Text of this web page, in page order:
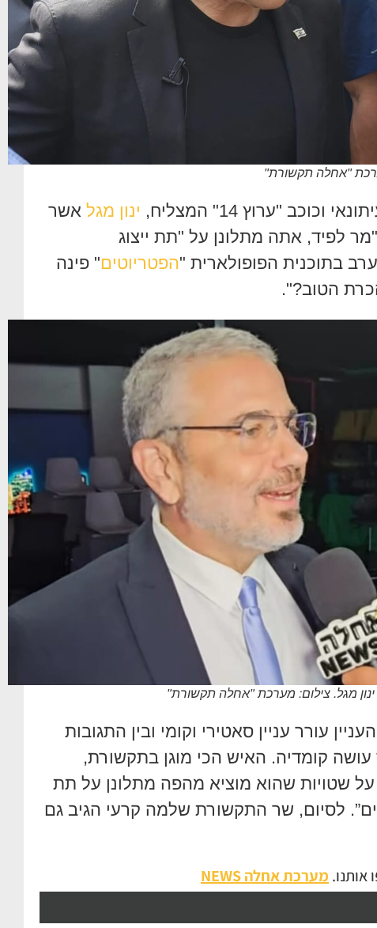
מערכת "אחלה תקשורת"
"ערוץ 14" המצליח, ינון מגל אשר
לפיד, אתה מתלונן על "תת ייצוג
בתוכנית הפופולארית "הפטריוטים" פינה
הטוב?".
עורר עניין סאטירי וקומי ובין התגובות
קומדיה. האיש הכי מוגן בתקשורת,
שטויות שהוא מוציא מהפה מתלונן על תת
לסיום, שר התקשורת שלמה קרעי הגיב גם
מערכת אחלה NEWS